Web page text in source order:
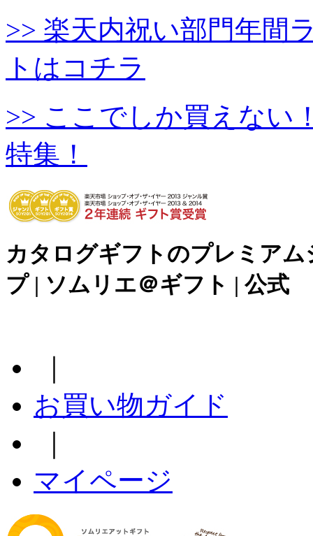
>> 楽天内祝い部門年間
トはコチラ
>> ここでしか買えない
特集！
カタログギフトのプレミアム
プ | ソムリエ＠ギフト | 公式
お買い物ガイド
マイページ